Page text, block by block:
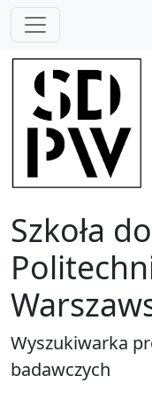
Szkoła
Wyszukiwarka
badawczych